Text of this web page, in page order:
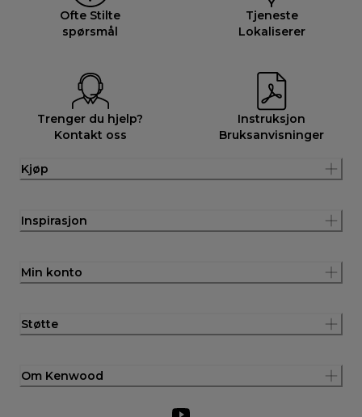
Ofte Stilte
spørsmål
Tjeneste
Lokaliserer
Trenger du hjelp?
Kontakt oss
Instruksjon
Bruksanvisninger
Kjøp
Inspirasjon
Min konto
Støtte
Om Kenwood